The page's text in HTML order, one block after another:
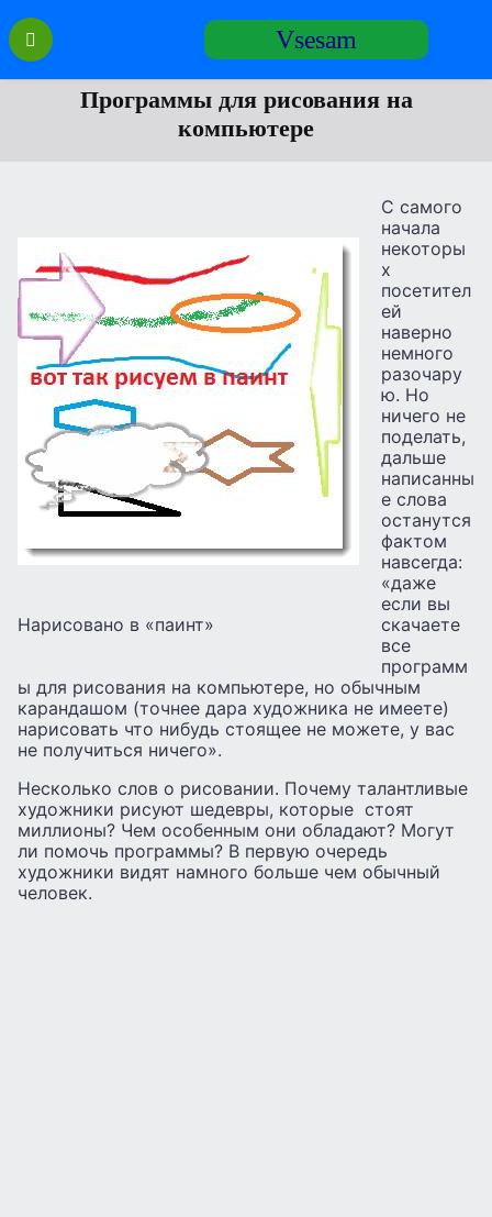
Перейти
содержанию
Vsesam
Программы для рисования на
компьютере
Нарисовано в «паинт»
С самого
начала
некоторы
х
посетител
ей
наверно
немного
разочару
ю. Но
ничего не
поделать,
дальше
написанны
е слова
останутся
фактом
навсегда:
«даже
если вы
скачаете
все
программ
ы для рисования на компьютере, но обычным
карандашом (точнее дара художника не имеете)
нарисовать что нибудь стоящее не можете, у вас
не получиться ничего».
Несколько слов о рисовании. Почему талантливые
художники рисуют шедевры, которые стоят
миллионы? Чем особенным они обладают? Могут
ли помочь программы? В первую очередь
художники видят намного больше чем обычный
человек.